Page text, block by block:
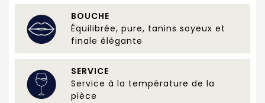
BOUCHE
Équilibrée, pure, tanins soyeux et
finale élégante
SERVICE
Service à la température de la
pièce